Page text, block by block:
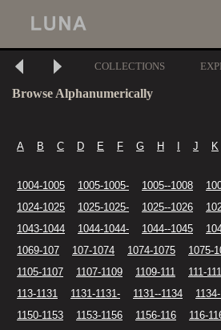
COLLECTIONS
Browse Alphanumerically
A B C D E F G H J K
1004-1005
1005-1005- 1005--1008
1024-1025
1025-1025- 1025--1026
1043-1044
1044-1044- 1044--1045
1069-107
107-1074 1074-1075 1075-
1105-1107
1107-1109 1109-111 111-
113-1131
1131-1131- 1131--1134
1150-1153
1153-1156 1156-116 116-